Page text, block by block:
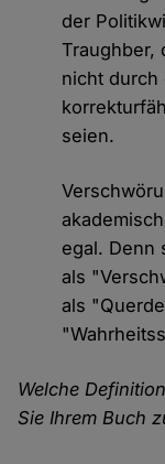
der
Traughber,
nicht durch
seien.
egal. Denn
als
als
Welche
Sie Ihrem Buch